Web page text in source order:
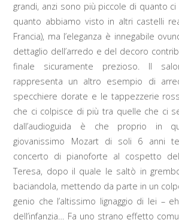
grandi, anzi sono più piccole di quanto
quanto abbiamo visto in altri castelli
Francia), ma l’eleganza è innegabile
dettaglio dell’arredo e del decoro
finale sicuramente prezioso. Il
rappresenta un altro esempio di
specchiere dorate e le tappezzerie
che ci colpisce di più tra quelle che ci
dall’audioguida è che proprio in
giovanissimo Mozart di soli 6 anni
concerto di pianoforte al cospetto
Teresa, dopo il quale le saltò in
baciandola, mettendo da parte in un
genio che l’altissimo lignaggio di lei –
dell’infanzia… Fa uno strano effetto